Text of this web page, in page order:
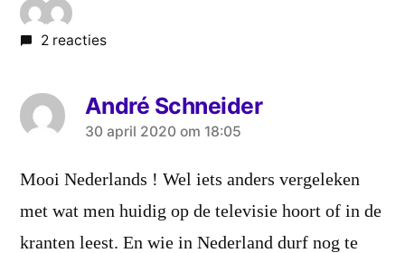
2 reacties
André Schneider
zei:
30 april 2020 om 18:05
Mooi Nederlands ! Wel iets anders vergeleken
met wat men huidig op de televisie hoort of in de
kranten leest. En wie in Nederland durf nog te